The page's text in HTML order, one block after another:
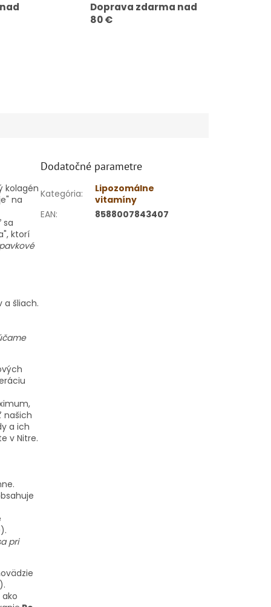
Doprava zdarma nad
80 €
kolagén
na
sa
ktorí
šliach.
našich
a ich
v Nitre.
pri
ako
Dodatočné parametre
Kategória:
Lipozomálne
vitamíny
EAN: 8588007843407